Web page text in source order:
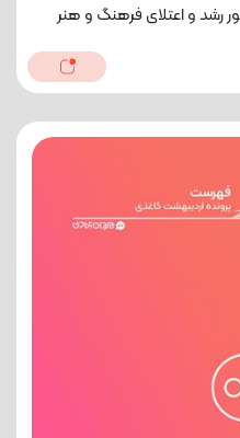
رشد و اعتلای فرهنگ و هنر